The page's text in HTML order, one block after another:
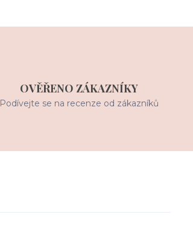
OVĚŘENO ZÁKAZNÍKY
Podívejte se na recenze od zákazníků